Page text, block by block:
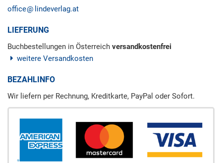
office
lindeverlag.at
LIEFERUNG
Buchbestellungen in Österreich versandkostenfrei
weitere Versandkosten
BEZAHLINFO
Wir liefern per Rechnung, Kreditkarte, PayPal oder Sofort.